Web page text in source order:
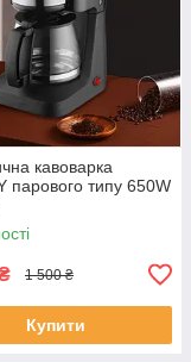
кавоварка
парового типу 650W
1 500 ₴
Купити